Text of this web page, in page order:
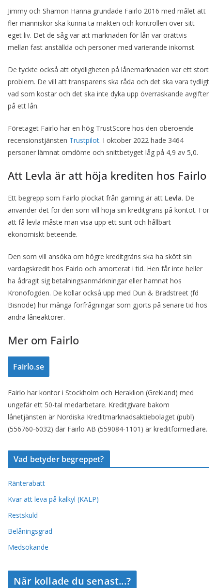
Jimmy och Shamon Hanna grundade Fairlo 2016 med målet att
fler människor ska kunna ta makten och kontrollen över sitt
eget liv. Det de såg var att marknaden för lån var orättvis
mellan fast anställda och personer med varierande inkomst.
De tyckte också att otydligheten på lånemarknaden var ett stort
problem. De vill att transparens ska råda och det ska vara tydligt
vad som kostar och det ska inte dyka upp överraskande avgifter
på ett lån.
Företaget Fairlo har en hög TrustScore hos den oberoende
recensionstjänsten Trustpilot. I oktober 2022 hade 3464
personer lämnat omdöme och snittbetyget låg på 4,9 av 5,0.
Att Levla är att höja krediten hos Fairlo
Ett begrepp som Fairlo plockat från gaming är att Levla. De
använder det för den som vill höja sin kreditgräns på kontot. För
att få levla måste man visa upp ett sunt och hållbart
ekonomiskt beteende.
Den som vill ansöka om högre kreditgräns ska ha skött sin
vardagskredit hos Fairlo och amorterat i tid. Hen får inte heller
ha ådragit sig betalningsanmärkningar eller hamnat hos
Kronofogden. De kollar också upp med Dun & Bradstreet (fd
Bisnode) hur många förfrågningar som gjorts på senare tid hos
andra låneaktörer.
Mer om Fairlo
Fairlo.se
Fairlo har kontor i Stockholm och Heraklion (Grekland) med
ungefär ett 50-tal medarbetare. Kreditgivare bakom
lånetjänsten är Nordiska Kreditmarknadsaktiebolaget (publ)
(556760-6032) där Fairlo AB (559084-1101) är kreditförmedlare.
Vad betyder begreppet?
Ränterabatt
Kvar att leva på kalkyl (KALP)
Restskuld
Belåningsgrad
Medsökande
När kollade du senast...?